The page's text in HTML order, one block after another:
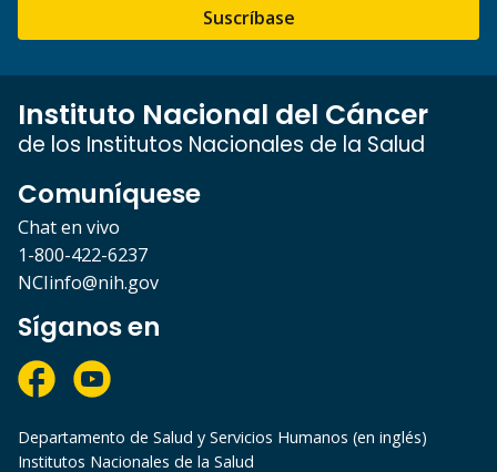
Suscríbase
Instituto Nacional del Cáncer
de los Institutos Nacionales de la Salud
Comuníquese
Chat en vivo
1-800-422-6237
NCIinfo@nih.gov
Síganos en
Departamento de Salud y Servicios Humanos (en inglés)
Institutos Nacionales de la Salud